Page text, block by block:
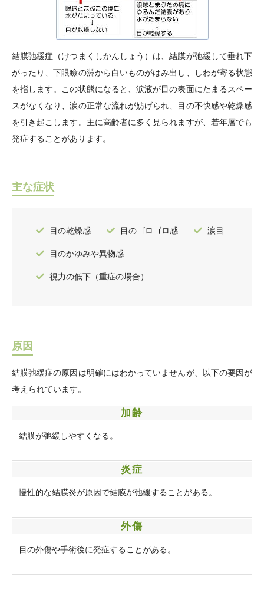
結膜弛緩症（けつまくしかんしょう）は、結膜が弛緩して垂れ下
がったり、下眼瞼の淵から白いものがはみ出し、しわが寄る状態
を指します。この状態になると、涙液が目の表面にたまるスペー
スがなくなり、涙の正常な流れが妨げられ、目の不快感や乾燥感
を引き起こします。主に高齢者に多く見られますが、若年層でも
発症することがあります。
主な症状
目の乾燥感 目のゴロゴロ感 涙目
目のかゆみや異物感
視力の低下（重症の場合）
原因
結膜弛緩症の原因は明確にはわかっていませんが、以下の要因が
考えられています。
加齢
結膜が弛緩しやすくなる。
炎症
慢性的な結膜炎が原因で結膜が弛緩することがある。
外傷
目の外傷や手術後に発症することがある。